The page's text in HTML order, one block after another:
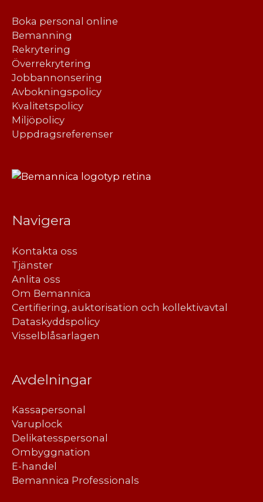
Boka personal online
Bemanning
Rekrytering
Överrekrytering
Jobbannonsering
Avbokningspolicy
Kvalitetspolicy
Miljöpolicy
Uppdragsreferenser
Navigera
Kontakta oss
Tjänster
Anlita oss
Om Bemannica
Certifiering, auktorisation och kollektivavtal
Dataskyddspolicy
Visselblåsarlagen
Avdelningar
Kassapersonal
Varuplock
Delikatesspersonal
Ombyggnation
E-handel
Bemannica Professionals